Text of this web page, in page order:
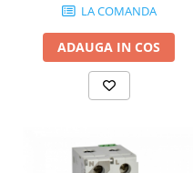
LA COMANDA
ADAUGA IN COS